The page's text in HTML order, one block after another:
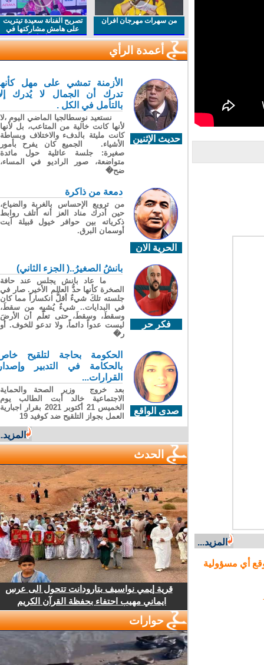
المزيد...
أي مسؤولية
من سهرات مهرجان افران
تصريح الفنانة سعيدة تيتريت
على هامش مشاركتها في
مهرجان افران
أعمدة الرأي
حديث الإثنين
الأزمنة تمشي على مهل كأنها
تدرك أن الجمال لا يُدرك إلا
بالتأمل في الكل .
نستعيد نوسطالجيا الماضي اليوم ،لا
لأنها كانت خالية من المتاعب، بل لأنها
كانت مليئة بالدفء والاختلاف وبساطة
الأشياء. الجميع كان يفرح بأمور
صغيرة: جلسة عائلية حول مائدة
متواضعة، صور الراديو في المساء،
ضح�
الحرية الان
دمعة من ذاكرة
من ترويع الإحساس بالغربة والضياع،
حين أدرك مناد العز أنه أتلف روابط
ذكرياته بين حوافر خيول قبيلة آيت
أوسمان البرق.
فكر حر
بانشُ الصغيرُ..( الجزء الثاني)
ما عاد بانش يجلس عند حافة
الصخرة كأنها حدُّ العالم الأخير. صار في
جلسته تلكَ شيءٌ أقلُّ انكساراً مما كان
في البدايات.. شيءٌ يُشبِه من سقطَ،
وسقطَ، وسقطَ، حتى تعلّم أن الأرضَ
ليست عدواً دائماً، ولا تدعو للخوف. أو
ر�
صدى الواقع
الحكومة بحاجة لتلقيح خاص
بالحكامة في التدبير وإصدار
القرارات...
بعد خروج وزير الصحة والحماية
الاجتماعية خالد أبت الطالب يوم
الخميس 21 أكتوبر 2021 بقرار اجبارية
العمل بجواز التلقيح ضد كوفيد 19
المزيد...
الحدث
قرية إيمي نواسيف بتارودانت تتحول الى عرس
ايماني مهيب احتفاء بحفظة القرآن الكريم
حوارات